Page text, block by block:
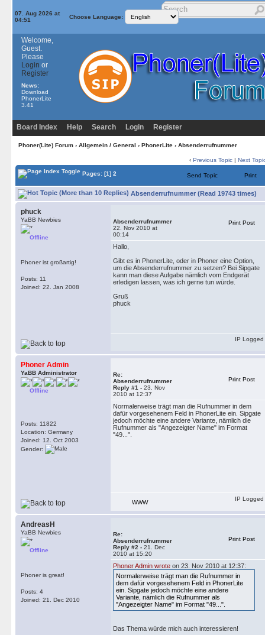
07. Aug 2026 at
04:51
Choose Language:
Welcome,
Guest.
Please
Login or
Register
News:
Download
PhonerLite
3.41
Board Index Help Search Login Register
Phoner(Lite) Forum› Allgemein / General › PhonerLite› Absenderrufnummer
‹ Previous Topic | Next
Pages: [1] 2 Send Topic Print
Absenderrufnummer (Read 19743 times)
phuck
YaBB Newbies
Offline
Phoner ist großartig!
Posts: 11
Joined: 22. Jan 2008
Absenderrufnummer
22. Nov 2010 at
00:14
Print Post
Hallo,
Gibt es in PhonerLite, oder in Phoner eine Option,
um die Absenderrufnummer zu setzen? Bei Sipgate
kann man diese Aufgabe nämlich vom Endgerät
erledigen lassen, was ich gerne tun würde.
Gruß
phuck
IP Logged
Phoner Admin
YaBB Administrator
Offline
Posts: 11822
Location: Germany
Joined: 12. Oct 2003
Gender:
Re:
Absenderrufnummer
Reply #1 - 23. Nov
2010 at 12:37
Print Post
Normalerweise trägt man die Rufnummer in dem
dafür vorgesehenem Feld in PhonerLite ein. Sipgate
jedoch möchte eine andere Variante, nämlich die
Rufnummer als "Angezeigter Name" im Format
"49...".
WWW
IP Logged
AndreasH
YaBB Newbies
Offline
Phoner is great!
Posts: 4
Joined: 21. Dec 2010
Re:
Absenderrufnummer
Reply #2 - 21. Dec
2010 at 15:20
Print Post
Phoner Admin wrote on 23. Nov 2010 at 12:37:
Normalerweise trägt man die Rufnummer in
dem dafür vorgesehenem Feld in PhonerLite
ein. Sipgate jedoch möchte eine andere
Variante, nämlich die Rufnummer als
"Angezeigter Name" im Format "49...".
Das Thema würde mich auch interessieren!